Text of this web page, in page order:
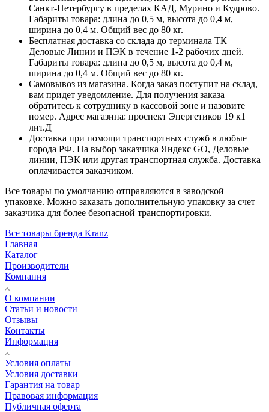
Санкт-Петербургу в пределах КАД, Мурино и Кудрово.
Габариты товара: длина до 0,5 м, высота до 0,4 м,
ширина до 0,4 м. Общий вес до 80 кг.
Бесплатная доставка со склада до терминала ТК
Деловые Линии и ПЭК в течение 1-2 рабочих дней.
Габариты товара: длина до 0,5 м, высота до 0,4 м,
ширина до 0,4 м. Общий вес до 80 кг.
Самовывоз из магазина. Когда заказ поступит на склад,
вам придет уведомление. Для получения заказа
обратитесь к сотруднику в кассовой зоне и назовите
номер. Адрес магазина: проспект Энергетиков 19 к1
лит.Д
Доставка при помощи транспортных служб в любые
города РФ. На выбор заказчика Яндекс GO, Деловые
линии, ПЭК или другая транспортная служба. Доставка
оплачивается заказчиком.
Все товары по умолчанию отправляются в заводской
упаковке. Можно заказать дополнительную упаковку за счет
заказчика для более безопасной транспортировки.
Все товары бренда Kranz
Главная
Каталог
Производители
Компания
О компании
Статьи и новости
Отзывы
Контакты
Информация
Условия оплаты
Условия доставки
Гарантия на товар
Правовая информация
Публичная оферта